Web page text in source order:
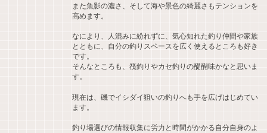
また魚影の濃さ、そして海や景色の綺麗さもテンションを
高めます。
なにより、人混みに紛れずに、気心知れた釣り仲間や家族
とともに、自分の釣りスペースを広く使えるところも好き
です。
そんなところも、筏釣りやカセ釣りの醍醐味かなと思いま
す。
現在は、磯でイシダイ狙いの釣りへも手を広げはじめてい
ます。
釣り場選びの情報収集に労力と時間がかかる自分自身のよ